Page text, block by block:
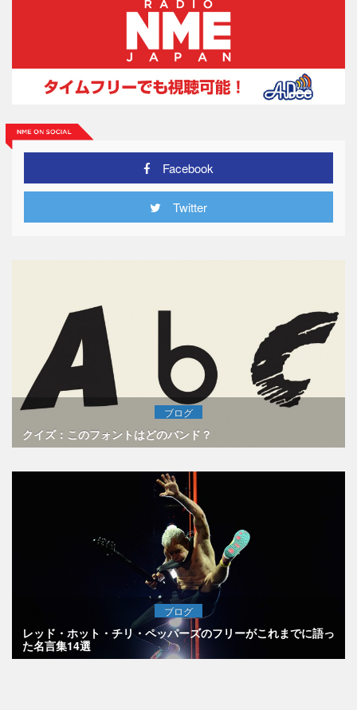
Facebook
Twitter
ブログ
クイズ：このフォントはどのバンド？
ブログ
レッド・ホット・チリ・ペッパーズのフリーがこれまでに語っ
た名言集14選